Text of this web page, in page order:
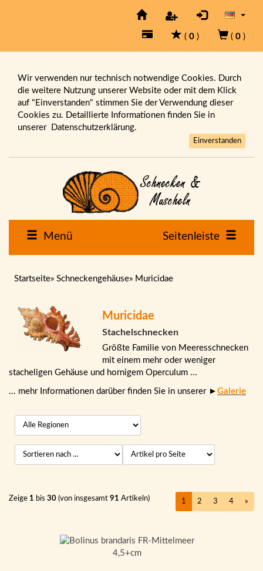
( 0 ) ( 0 )
Wir verwenden nur technisch notwendige Cookies. Durch
die weitere Nutzung unserer Website oder mit dem Klick
auf "Einverstanden" stimmen Sie der Verwendung dieser
Cookies zu. Detaillierte Informationen finden Sie in
unserer Datenschutzerklärung.
Einverstanden
Menü Seitenleiste
Startseite» Schneckengehäuse» Muricidae
Muricidae
Stachelschnecken
Größte Familie von Meeresschnecken
mit einem mehr oder weniger
stacheligen Gehäuse und hornigem Operculum ...
... mehr Informationen darüber finden Sie in unserer ► Galerie
Zeige 1 bis 30 (von insgesamt 91 Artikeln) 1 2 3 4 »